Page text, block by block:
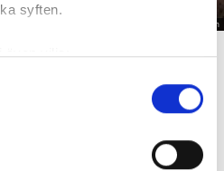
syften.
även vilja:
på upp till flera meter
Foto: Hyresnämnden
i syllen.
i skånska Båstad sedan
hans kontrakt prövats både